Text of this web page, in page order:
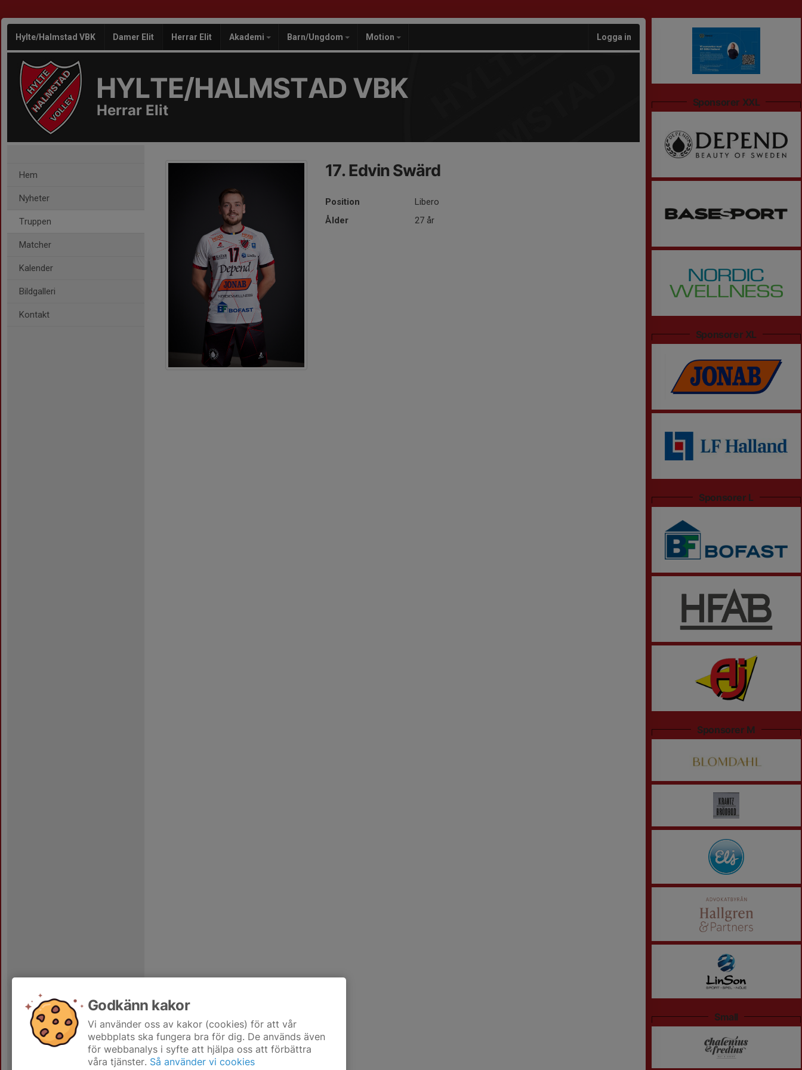
Hylte/Halmstad VBK Damer Elit Herrar Elit Akademi Barn/Ungdom Motion Logga in
HYLTE/HALMSTAD VBK
Herrar Elit
Hem
Nyheter
Truppen
Matcher
Kalender
Bildgalleri
Kontakt
17. Edvin Swärd
Position
Libero
Ålder
27 år
Sponsorer XXL
Sponsorer XL
Sponsorer L
Sponsorer M
Small
Godkänn kakor
Vi använder oss av kakor (cookies) för att vår
webbplats ska fungera bra för dig. De används även
för webbanalys i syfte att hjälpa oss att förbättra
våra tjänster. Så använder vi cookies